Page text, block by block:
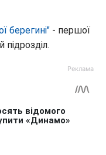
берегині" - першої
підрозділ.